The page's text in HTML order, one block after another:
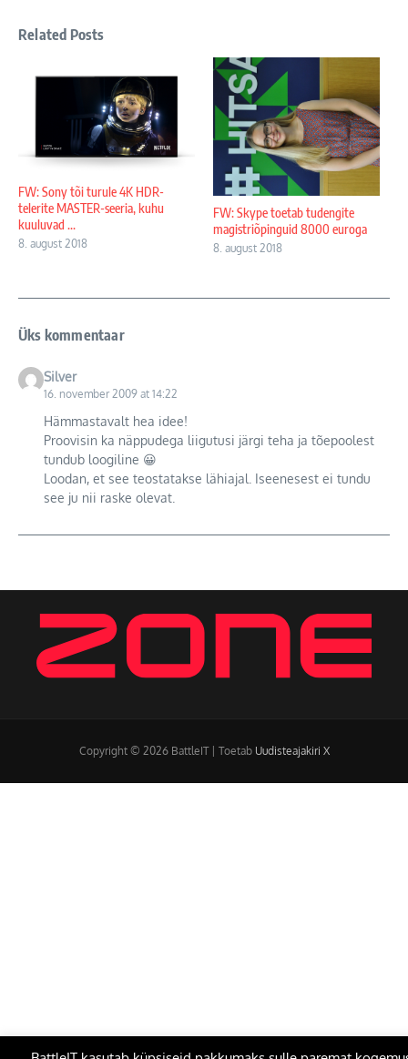
Related Posts
FW: Sony tõi turule 4K HDR-
telerite MASTER-seeria, kuhu
kuuluvad ...
8. august 2018
FW: Skype toetab tudengite
magistriõpinguid 8000 euroga
8. august 2018
Üks kommentaar
Silver
16. november 2009 at 14:22
Hämmastavalt hea idee!
Proovisin ka näppudega liigutusi järgi teha ja tõepoolest
tundub loogiline 😀
Loodan, et see teostatakse lähiajal. Iseenesest ei tundu
see ju nii raske olevat.
Copyright © 2026 BattleIT | Toetab Uudisteajakiri X